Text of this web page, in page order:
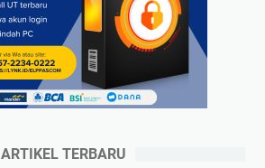
ARTIKEL TERBARU